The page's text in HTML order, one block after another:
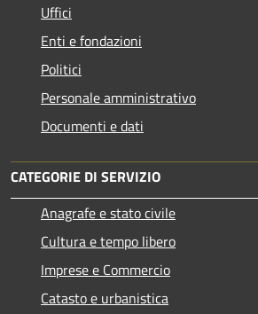
Uffici
Enti e fondazioni
Politici
Personale amministrativo
Documenti e dati
CATEGORIE DI SERVIZIO
Anagrafe e stato civile
Cultura e tempo libero
Imprese e Commercio
Catasto e urbanistica